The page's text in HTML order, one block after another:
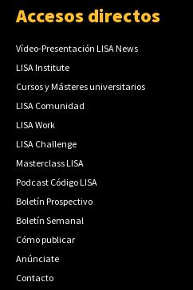
Accesos directos
Vídeo-Presentación LISA News
LISA Institute
Cursos y Másteres universitarios
LISA Comunidad
LISA Work
LISA Challenge
Masterclass LISA
Podcast Código LISA
Boletín Prospectivo
Boletín Semanal
Cómo publicar
Anúnciate
Contacto